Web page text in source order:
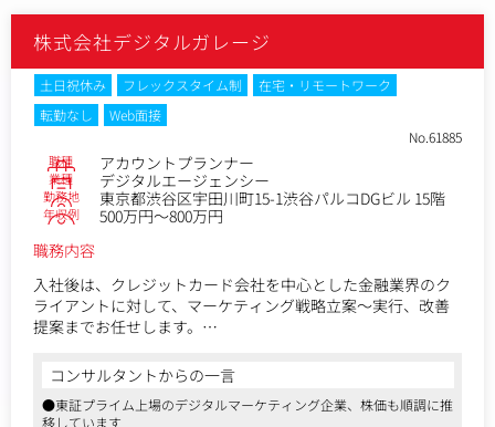
トビジネスにおけるビジネス拡大提案（新媒体などによる予
算アップ）
・ローカルクライアント対応（多くは日本語）
・各国チームとの連携
・デジタル広告のキャンペーン管理
【仕事内容（変更の範囲）】会社の定める範囲
株式会社デジタルガレージ
土日祝休み フレックスタイム制
在宅・リモートワーク
転勤なし
Web面接
No.61885
職種 アカウントプランナー
業種 デジタルエージェンシー
勤務地 東京都渋谷区宇田川町15-1渋谷パルコDGビル 15階
年収例
500万円～800万円
職務内容
入社後は、クレジットカード会社を中心とした金融業界のク
ライアントに対して、マーケティング戦略立案～実行、改善
提案までお任せします。
入社後は、OJTと共にプロジェクトを担当し、業務進行や周囲
との関わりを学んでいただきます。
※新規開拓は別の部署が行うため、既存クライアントに対す
コンサルタントからの一言
●東証プライム上場のデジタルマーケティング企業、株価も順調に推
移しています